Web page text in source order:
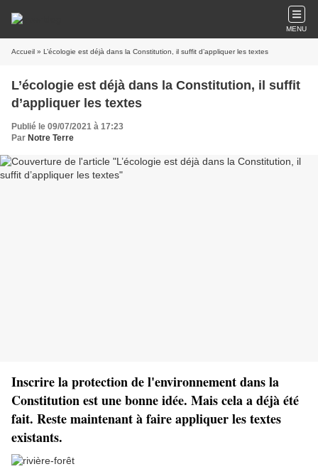
MENU
Accueil » L’écologie est déjà dans la Constitution, il suffit d’appliquer les textes
L’écologie est déjà dans la Constitution, il suffit
d’appliquer les textes
Publié le 09/07/2021 à 17:23
Par Notre Terre
Inscrire la protection de l'environnement dans la
Constitution est une bonne idée. Mais cela a déjà été
fait. Reste maintenant à faire appliquer les textes
existants.